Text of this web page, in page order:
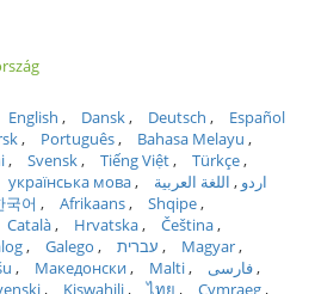
English Dansk Deutsch
Español
Português
Bahasa Melayu
Svensk Tiếng Việt
Türkçe
українська мова اردو
اللغة العربية
국어 Afrikaans
Shqipe
Català Hrvatska
Čeština
Galego עברית
Magyar
Македонски Malti
فارسی
Kiswahili ไทย Cymraeg